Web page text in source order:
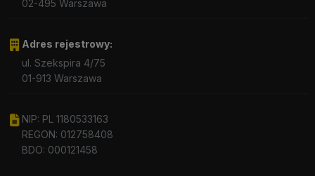
02-495 Warszawa
Adres rejestrowy:
ul. Szekspira 4/75
01-913 Warszawa
NIP: PL 1180533163
REGON: 012758408
BDO: 000121458